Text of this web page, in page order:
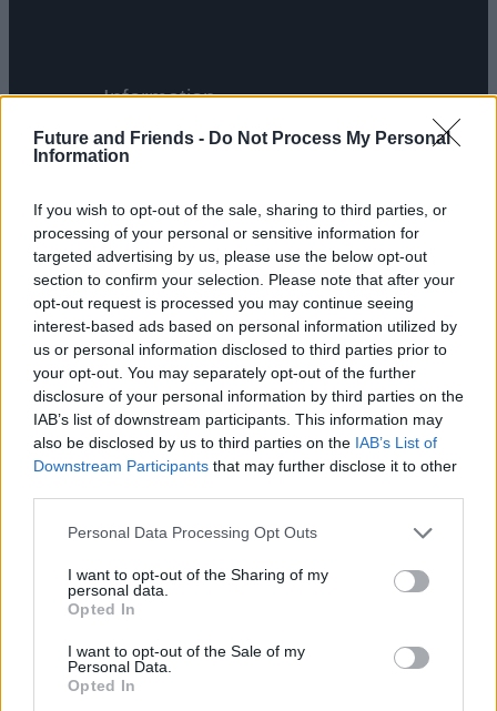
Future and Friends - Do Not Process My Personal
Information
If you wish to opt-out of the sale, sharing to third parties, or
processing of your personal or sensitive information for
targeted advertising by us, please use the below opt-out
section to confirm your selection. Please note that after your
opt-out request is processed you may continue seeing
interest-based ads based on personal information utilized by
us or personal information disclosed to third parties prior to
your opt-out. You may separately opt-out of the further
disclosure of your personal information by third parties on the
IAB’s list of downstream participants. This information may
also be disclosed by us to third parties on the IAB’s List of
Downstream Participants that may further disclose it to other
Personal Data Processing Opt Outs
I want to opt-out of the Sharing of my
personal data.
Opted In
I want to opt-out of the Sale of my
Personal Data.
Opted In
Denna webbplats använder cookies
Vi använder enhetsidentifierare för att anpassa innehållet
och annonserna till användarna, tillhandahålla funktioner
för sociala medier och analysera vår trafik. Vi
vidarebefordrar även sådana identifierare och annan
information från din enhet till de sociala medier och
Dessa kan i sin tur kombinera informationen med annan
information som du har tillhandahållit eller som de har
våra cookies vid fortsatt användande av vår webbplats.
Här kan du läsa mer om
Information
Interimslösningar
Lediga
jobb
Kontakt
Future & Friends är ett
rekryteringsföretag som
erbjuder rekrytering,
executive search och
interimslösningar som
hjälper organisationer